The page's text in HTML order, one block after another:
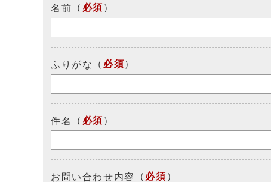
名前 （ 必須 ）
ふりがな （ 必須）
件名 （ 必須 ）
お問い合わせ内容 （ 必須 ）